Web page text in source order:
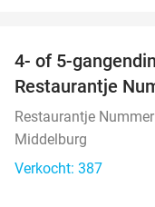
4- of 5-
Restaurantje
Restaurantje
Middelburg
Verkocht: 387